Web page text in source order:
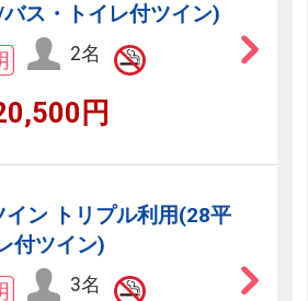
ス・トイレ付ツイン)
2名
円
イン トリプル利用(28平
付ツイン)
3名